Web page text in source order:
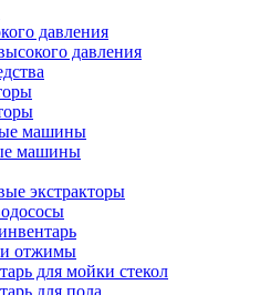
давления
давления
машины
машины
экстракторы
отжимы
для мойки стекол
для пола